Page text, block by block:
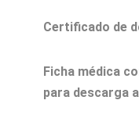
Certificado de
Ficha médica
para descarga